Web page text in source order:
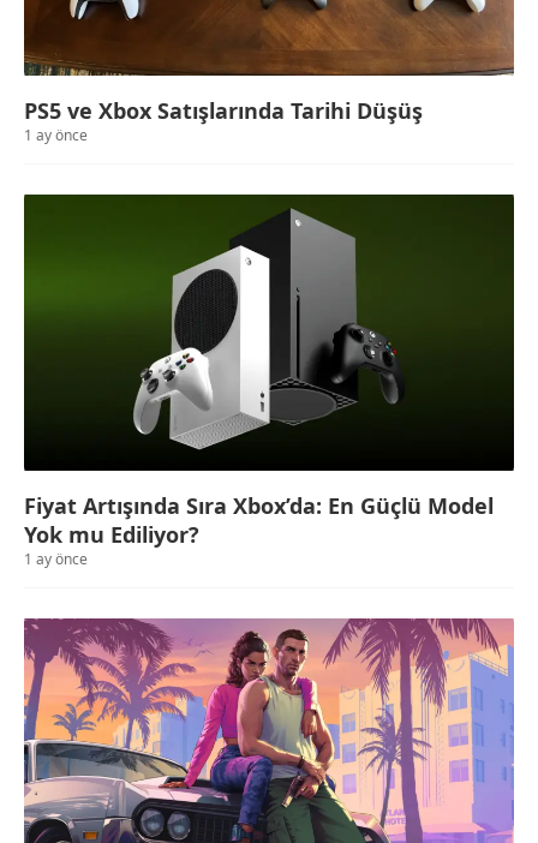
PS5 ve Xbox Satışlarında Tarihi Düşüş
1 ay önce
Fiyat Artışında Sıra Xbox’da: En Güçlü Model
Yok mu Ediliyor?
1 ay önce